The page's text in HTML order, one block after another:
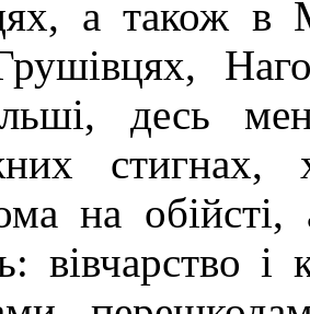
а також в
десь
стигнах,
на обійсті,
вівчарство